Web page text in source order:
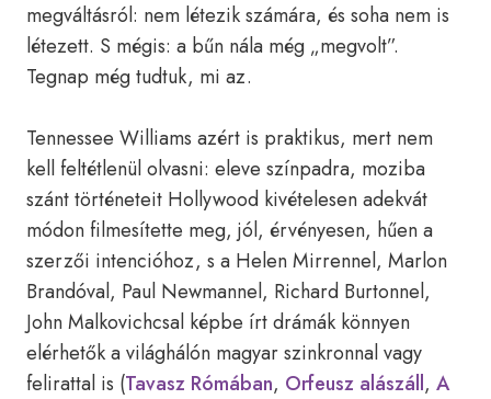
megváltásról: nem létezik számára, és soha nem is
létezett. S mégis: a bűn nála még „megvolt”.
Tegnap még tudtuk, mi az.
Tennessee Williams azért is praktikus, mert nem
kell feltétlenül olvasni: eleve színpadra, moziba
szánt történeteit Hollywood kivételesen adekvát
módon filmesítette meg, jól, érvényesen, hűen a
szerzői intencióhoz, s a Helen Mirrennel, Marlon
Brandóval, Paul Newmannel, Richard Burtonnel,
John Malkovichcsal képbe írt drámák könnyen
elérhetők a világhálón magyar szinkronnal vagy
felirattal is (Tavasz Rómában, Orfeusz alászáll, A